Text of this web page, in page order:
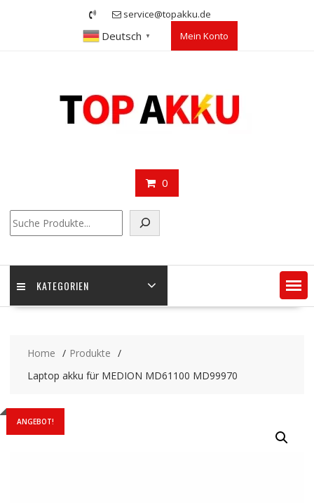
service@topakku.de
Deutsch ▼ Mein Konto
0
KATEGORIEN
Home
Produkte
Laptop akku für MEDION MD61100 MD99970
ANGEBOT!